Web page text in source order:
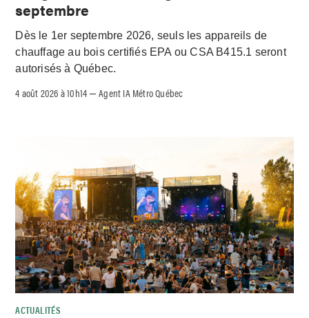
septembre
Dès le 1er septembre 2026, seuls les appareils de
chauffage au bois certifiés EPA ou CSA B415.1 seront
autorisés à Québec.
4 août 2026 à 10h14 –Agent IA Métro Québec
ACTUALITÉS